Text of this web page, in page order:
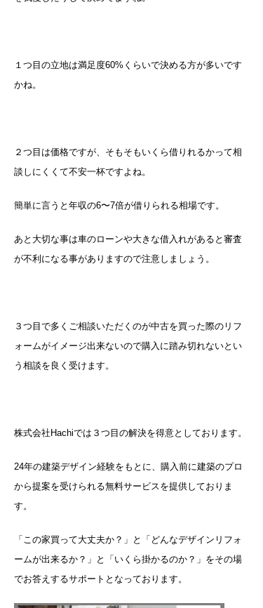
１つ目の立地は満足度60%くらいで決める方が多いです
かね。
２つ目は価格ですが、そもそもいくら借りれるかって相
談しにくくて不安一杯ですよね。
簡単に言うと年収の6〜7倍が借りられる相場です。
あと大切な事は車のローンや大きな借入れがあると審査
が不利になる事がありますので注意しましょう。
３つ目で多くご相談いただくのが中古を買った際のリフ
ォームがイメージ出来ないので購入に踏み切れないとい
う相談を良く受けます。
株式会社Hachiでは３つ目の解決を得意としております。
24年の建築デザイン経験をもとに、購入前に建築のプロ
から提案を受けられる無料サービスを提供しておりま
す。
「この家買って大丈夫か？」と「どんなデザインリフォ
ームが出来るか？」と「いくら掛かるのか？」をその場
でお答えするサポートとなっております。